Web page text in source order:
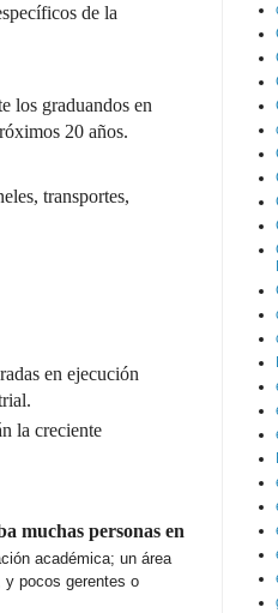
de la
los graduandos en
20 años.
transportes,
en ejecución
la creciente
muchas personas en
académica; un área
y pocos gerentes o